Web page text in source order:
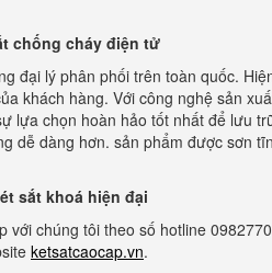
chống cháy điện tử
đại lý phân phối trên toàn quốc.
khách hàng. Với công nghệ sản
lựa chọn hoàn hảo tốt nhất để lưu
dễ dàng hơn. sản phẩm được sơn
sắt khoá hiện đại
với chúng tôi theo số hotline
ketsatcaocap.vn.